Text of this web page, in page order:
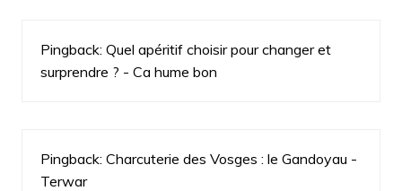
Pingback: Quel apéritif choisir pour changer et
surprendre ? - Ca hume bon
Pingback: Charcuterie des Vosges : le Gandoyau -
Terwar